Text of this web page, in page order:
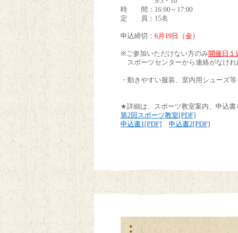
時 間：16:00～17:00
定 員：15名
申込締切： 6月19日（金）
※ご参加いただけない方のみ開催日１
スポーツセンターから連絡がなけれ
・動きやすい服装、室内用シューズ
★詳細は、スポーツ教室案内、申込
第2回スポーツ教室[PDF]
申込書1[PDF]
申込書2[PDF]